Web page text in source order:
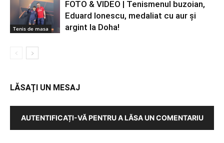
Tenis de masa
FOTO & VIDEO | Tenismenul buzoian,
Eduard Ionescu, medaliat cu aur şi
argint la Doha!
LĂSAȚI UN MESAJ
AUTENTIFICAȚI-VĂ PENTRU A LĂSA UN COMENTARIU